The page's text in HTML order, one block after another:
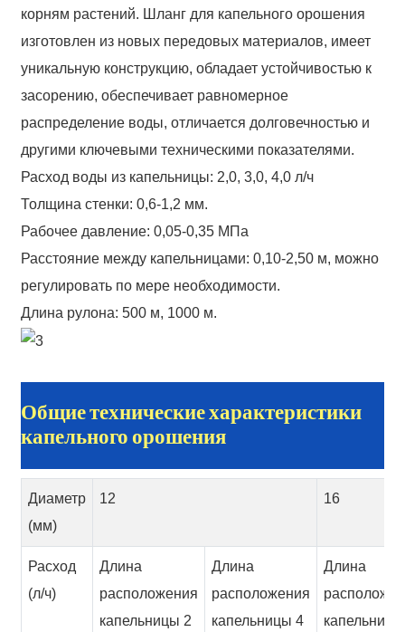
корням растений. Шланг для капельного орошения
изготовлен из новых передовых материалов, имеет
уникальную конструкцию, обладает устойчивостью к
засорению, обеспечивает равномерное
распределение воды, отличается долговечностью и
другими ключевыми техническими показателями.
Расход воды из капельницы: 2,0, 3,0, 4,0 л/ч
Толщина стенки: 0,6-1,2 мм.
Рабочее давление: 0,05-0,35 МПа
Расстояние между капельницами: 0,10-2,50 м, можно
регулировать по мере необходимости.
Длина рулона: 500 м, 1000 м.
Общие технические характеристики
капельного орошения
Диаметр
(мм)
12 16
Расход
(л/ч)
Длина
расположения
капельницы 2
Длина
расположения
капельницы 4
Длина
AI Helps Write
* Required field